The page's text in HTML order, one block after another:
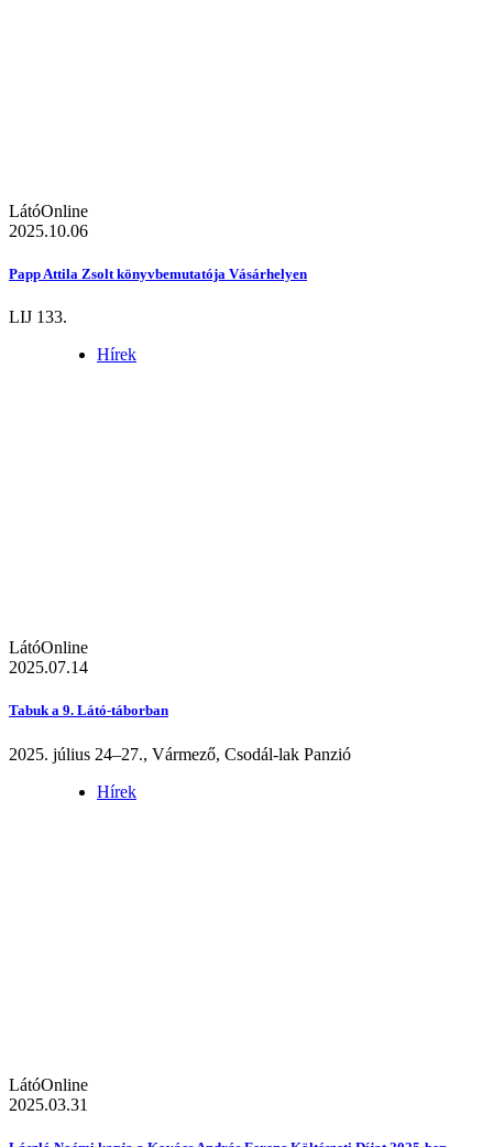
LátóOnline
2025.10.06
Papp Attila Zsolt könyvbemutatója Vásárhelyen
LIJ 133.
Hírek
LátóOnline
2025.07.14
Tabuk a 9. Látó-táborban
2025. július 24–27., Vármező, Csodál-lak Panzió
Hírek
LátóOnline
2025.03.31